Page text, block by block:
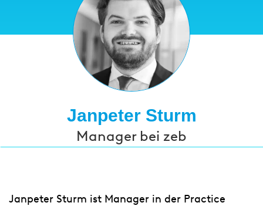
Janpeter Sturm
Manager bei zeb
Janpeter Sturm ist Manager in der Practice